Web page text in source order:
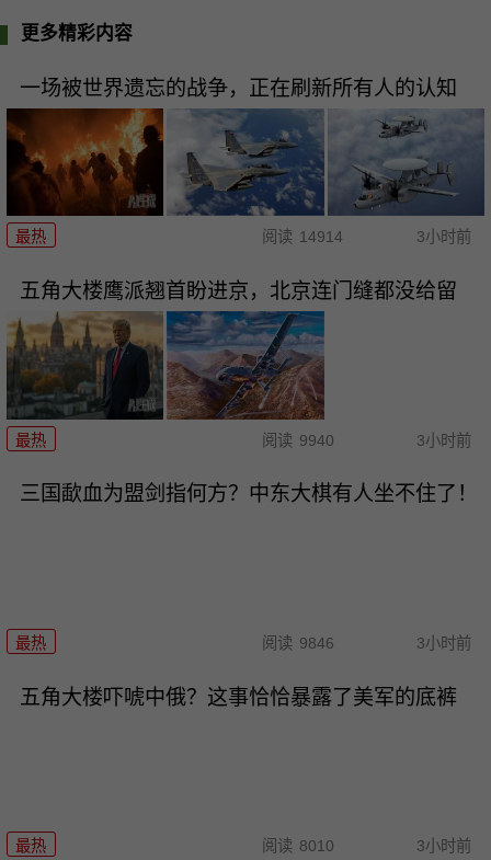
更多精彩内容
一场被世界遗忘的战争，正在刷新所有人的认知
最热 阅读 14914 3小时前
五角大楼鹰派翘首盼进京，北京连门缝都没给留
最热 阅读 9940 3小时前
三国歃血为盟剑指何方？中东大棋有人坐不住了！
最热 阅读 9846 3小时前
五角大楼吓唬中俄？这事恰恰暴露了美军的底裤
最热 阅读 8010 3小时前